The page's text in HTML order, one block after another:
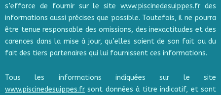
s’efforce de fournir sur le sitewww.piscinedesuippes.fr des
informations aussi précises que possible. Toutefois, il ne pourra
être tenue responsable des omissions, des inexactitudes et des
carences dans la mise à jour, qu’elles soient de son fait ou du
fait des tiers partenaires qui lui fournissent ces informations.
Tous les informations indiquées sur le site
www.piscinedesuippes.fr sont données à titre indicatif, et sont